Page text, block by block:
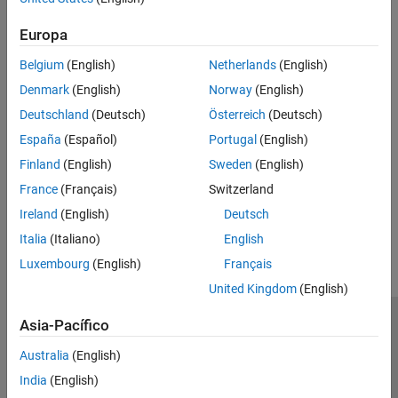
See Also
Topics
About Code Generation from Simscape Models
Using Code-Related Products and Features
How Simscape Code Generation Differs from Simulink
How useful was this information?
Europa
Belgium (English)
Denmark (English)
Deutschland (Deutsch)
España (Español)
Finland (English)
France (Français)
Ireland (English)
Italia (Italiano)
Luxembourg (English)
Netherlands(English)
Norway(English)
Österreich (Deutsch)
Portugal (English)
Sweden (English)
Switzerland
Deutsch
English
Français
United Kingdom(English)
Asia-Pacífico
Australia (English)
India (English)
Centro de confianza
Política de privacidad
Información de contacto